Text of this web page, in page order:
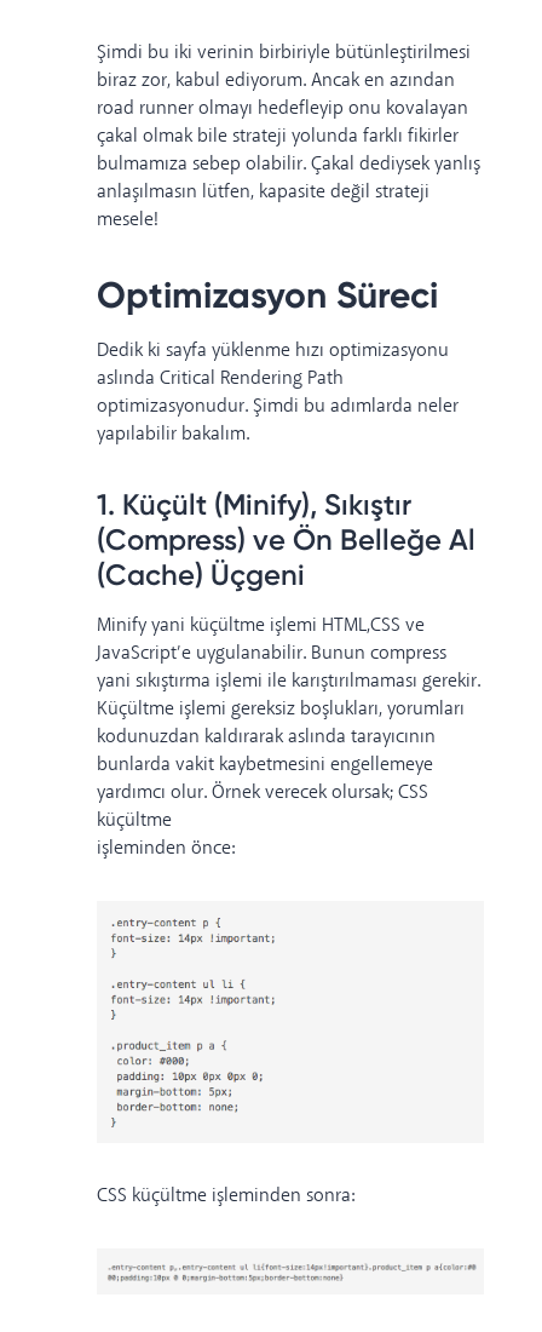
Şimdi bu iki verinin birbiriyle bütünleştirilmesi
biraz zor, kabul ediyorum. Ancak en azından
road runner olmayı hedefleyip onu kovalayan
çakal olmak bile strateji yolunda farklı fikirler
bulmamıza sebep olabilir. Çakal dediysek yanlış
anlaşılmasın lütfen, kapasite değil strateji
mesele!
Optimizasyon Süreci
Dedik ki sayfa yüklenme hızı optimizasyonu
aslında Critical Rendering Path
optimizasyonudur. Şimdi bu adımlarda neler
yapılabilir bakalım.
1. Küçült (Minify), Sıkıştır
(Compress) ve Ön Belleğe Al
(Cache) Üçgeni
Minify yani küçültme işlemi HTML,CSS ve
JavaScript’e uygulanabilir. Bunun compress
yani sıkıştırma işlemi ile karıştırılmaması gerekir.
Küçültme işlemi gereksiz boşlukları, yorumları
kodunuzdan kaldırarak aslında tarayıcının
bunlarda vakit kaybetmesini engellemeye
yardımcı olur. Örnek verecek olursak; CSS
küçültme
işleminden önce:
CSS küçültme işleminden sonra: